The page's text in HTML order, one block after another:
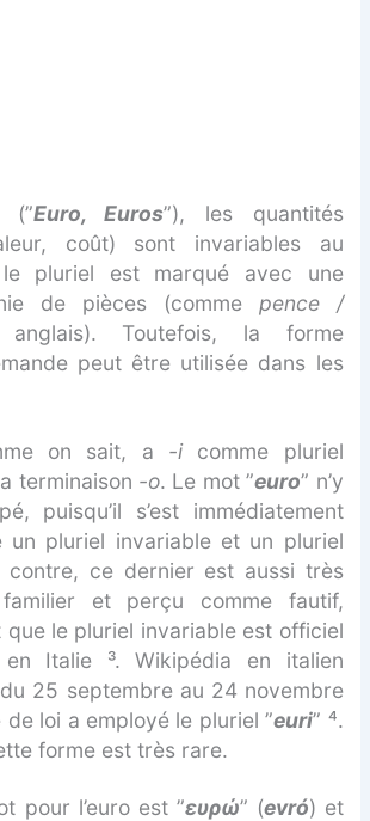
(”Euro, Euros”), les quantités
coût) sont invariables au
pluriel est marqué avec une
de pièces (comme pence /
Toutefois, la forme
peut être utilisée dans les
on sait, a -icomme pluriel
terminaison -o. Le mot ”euro” n’y
puisqu’il s’est immédiatement
un pluriel invariable et un pluriel
contre, ce dernier est aussi très
et perçu comme fautif,
le pluriel invariable est officiel
Italie ³. Wikipédia en italien
25 septembre au 24 novembre
de loi a employé le pluriel ”euri” ⁴.
forme est très rare.
pour l’euro est ”ευρώ” (evró) et